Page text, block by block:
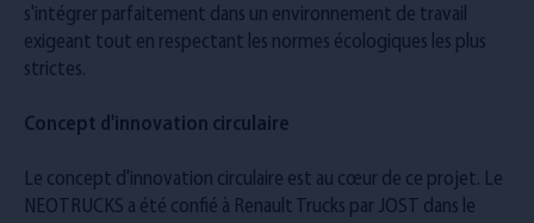
s'intégrer parfaitement dans un environnement de travail
exigeant tout en respectant les normes écologiques les plus
strictes.
Concept d'innovation circulaire
Le concept d'innovation circulaire est au cœur de ce projet. Le
NEOTRUCKS a été confié à Renault Trucks par JOST dans le